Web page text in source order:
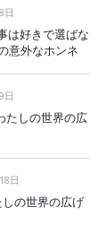
日
は好きで選ばな
意外なホンネ
日
たしの世界の広
日
しの世界の広げ